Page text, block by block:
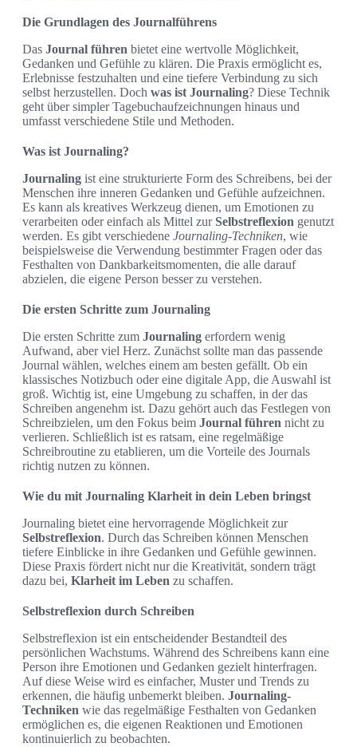
Die Grundlagen des Journalführens
Das Journal führen bietet eine wertvolle Möglichkeit,
Gedanken und Gefühle zu klären. Die Praxis ermöglicht es,
Erlebnisse festzuhalten und eine tiefere Verbindung zu sich
selbst herzustellen. Doch was ist Journaling? Diese Technik
geht über simpler Tagebuchaufzeichnungen hinaus und
umfasst verschiedene Stile und Methoden.
Was ist Journaling?
Journaling ist eine strukturierte Form des Schreibens, bei der
Menschen ihre inneren Gedanken und Gefühle aufzeichnen.
Es kann als kreatives Werkzeug dienen, um Emotionen zu
verarbeiten oder einfach als Mittel zurSelbstreflexion genutzt
werden. Es gibt verschiedene Journaling-Techniken, wie
beispielsweise die Verwendung bestimmter Fragen oder das
Festhalten von Dankbarkeitsmomenten, die alle darauf
abzielen, die eigene Person besser zu verstehen.
Die ersten Schritte zum Journaling
Die ersten Schritte zum Journaling erfordern wenig
Aufwand, aber viel Herz. Zunächst sollte man das passende
Journal wählen, welches einem am besten gefällt. Ob ein
klassisches Notizbuch oder eine digitale App, die Auswahl ist
groß. Wichtig ist, eine Umgebung zu schaffen, in der das
Schreiben angenehm ist. Dazu gehört auch das Festlegen von
Schreibzielen, um den Fokus beim Journal führen nicht zu
verlieren. Schließlich ist es ratsam, eine regelmäßige
Schreibroutine zu etablieren, um die Vorteile des Journals
richtig nutzen zu können.
Wie du mit Journaling Klarheit in dein Leben bringst
Journaling bietet eine hervorragende Möglichkeit zur
Selbstreflexion. Durch das Schreiben können Menschen
tiefere Einblicke in ihre Gedanken und Gefühle gewinnen.
Diese Praxis fördert nicht nur die Kreativität, sondern trägt
dazu bei, Klarheit im Leben zu schaffen.
Selbstreflexion durch Schreiben
Selbstreflexion ist ein entscheidender Bestandteil des
persönlichen Wachstums. Während des Schreibens kann eine
Person ihre Emotionen und Gedanken gezielt hinterfragen.
Auf diese Weise wird es einfacher, Muster und Trends zu
erkennen, die häufig unbemerkt bleiben. Journaling-
Techniken wie das regelmäßige Festhalten von Gedanken
ermöglichen es, die eigenen Reaktionen und Emotionen
kontinuierlich zu beobachten.